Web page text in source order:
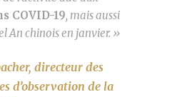
COVID-19, mais aussi
An chinois en janvier. »
directeur des
d’observation de la